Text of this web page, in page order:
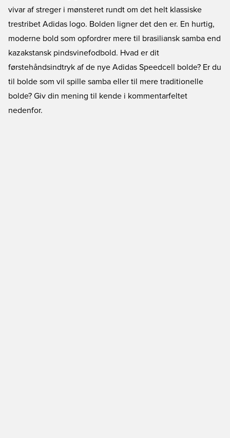
vivar af streger i mønsteret rundt om det helt klassiske
trestribet Adidas logo. Bolden ligner det den er. En hurtig,
moderne bold som opfordrer mere til brasiliansk samba end
kazakstansk pindsvinefodbold. Hvad er dit
førstehåndsindtryk af de nye Adidas Speedcell bolde? Er du
til bolde som vil spille samba eller til mere traditionelle
bolde? Giv din mening til kende i kommentarfeltet
nedenfor.